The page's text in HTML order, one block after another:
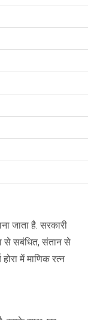
जाता है. सरकारी
से सबंधित, संतान से
में माणिक रत्न